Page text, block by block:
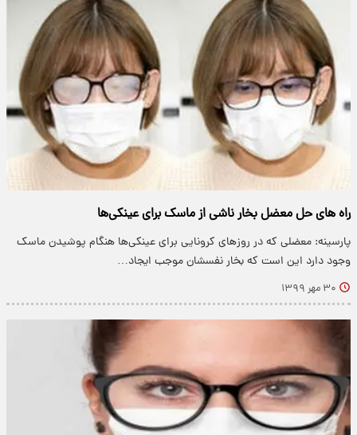
راه های حل معضل بخار ناشی از ماسک برای عینکی‌ها
پارسینه: معضلی که در روزهای کرونایی برای عینکی‌ها هنگام پوشیدن ماسک
وجود دارد این است که بخار نفسشان موجب ایجاد…
۳۰ مهر ۱۳۹۹